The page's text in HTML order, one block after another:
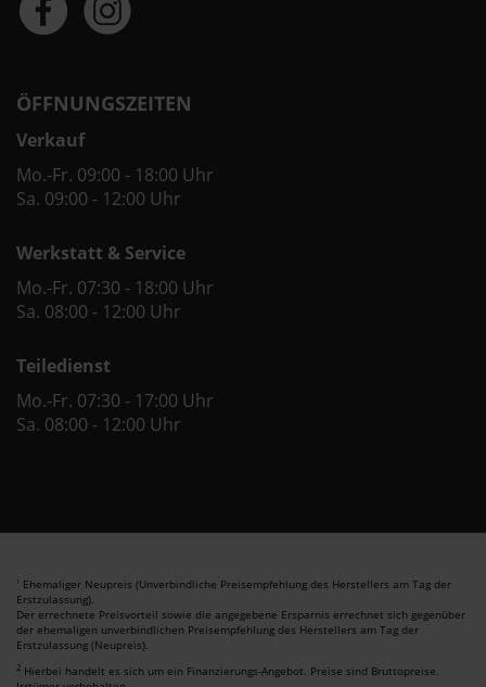
ÖFFNUNGSZEITEN
Verkauf
Mo.-Fr. 09:00 - 18:00 Uhr
Sa. 09:00 - 12:00 Uhr
Werkstatt & Service
Mo.-Fr. 07:30 - 18:00 Uhr
Sa. 08:00 - 12:00 Uhr
Teiledienst
Mo.-Fr. 07:30 - 17:00 Uhr
Sa. 08:00 - 12:00 Uhr
1 Ehemaliger Neupreis (Unverbindliche Preisempfehlung des Herstellers am Tag der
Erstzulassung).
Der errechnete Preisvorteil sowie die angegebene Ersparnis errechnet sich gegenüber
der ehemaligen unverbindlichen Preisempfehlung des Herstellers am Tag der
Erstzulassung (Neupreis).
2 Hierbei handelt es sich um ein Finanzierungs-Angebot. Preise sind Bruttopreise.